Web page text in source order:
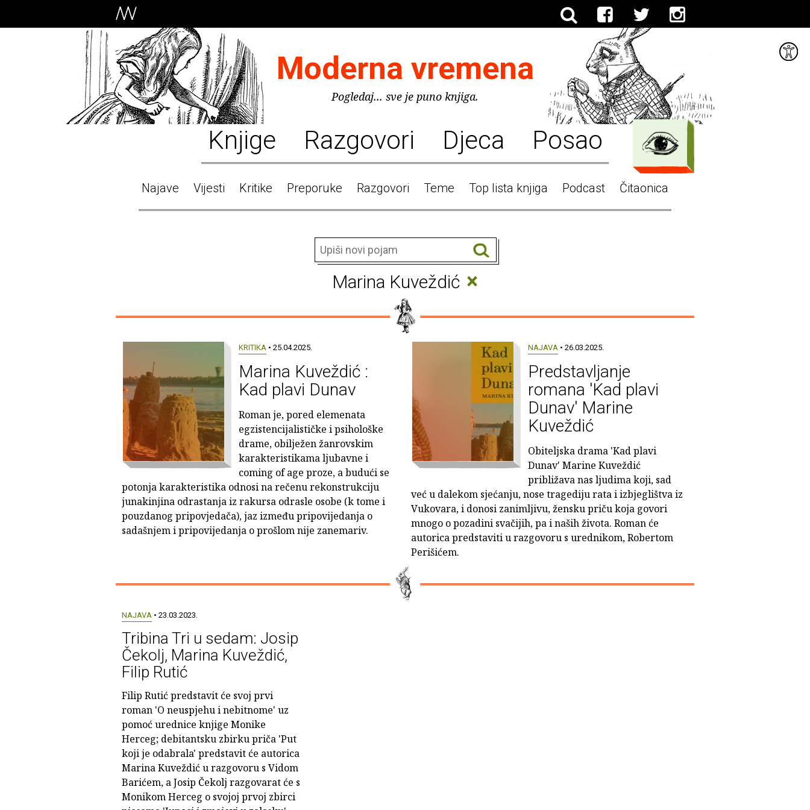
Moderna vremena
Pogledaj... sve je puno knjiga.
Knjige Razgovori Djeca Posao
Najave Vijesti Kritike Preporuke Razgovori Teme Top lista knjiga Podcast Čitaonica
Marina Kuveždić ×
KRITIKA • 25.04.2025.
Marina Kuveždić :
Kad plavi Dunav
Roman je, pored elemenata
egzistencijalističke i psihološke
drame, obilježen žanrovskim
karakteristikama ljubavne i
coming of age proze, a budući se
potonja karakteristika odnosi na rečenu rekonstrukciju
junakinjina odrastanja iz rakursa odrasle osobe (k tome i
pouzdanog pripovjedača), jaz između pripovijedanja o
sadašnjem i pripovijedanja o prošlom nije zanemariv.
NAJAVA • 26.03.2025.
Predstavljanje
romana 'Kad plavi
Dunav' Marine
Kuveždić
Obiteljska drama 'Kad plavi
Dunav' Marine Kuveždić
približava nas ljudima koji, sad
već u dalekom sjećanju, nose tragediju rata i izbjeglištva iz
Vukovara, i donosi zanimljivu, žensku priču koja govori
mnogo o pozadini svačijih, pa i naših života. Roman će
autorica predstaviti u razgovoru s urednikom, Robertom
Perišićem.
NAJAVA• 23.03.2023.
Tribina Tri u sedam: Josip
Čekolj, Marina Kuveždić,
Filip Rutić
Filip Rutić predstavit će svoj prvi
roman 'O neuspjehu i nebitnome' uz
pomoć urednice knjige Monike
Herceg; debitantsku zbirku priča 'Put
koji je odabrala' predstavit će autorica
Marina Kuveždić u razgovoru s Vidom
Barićem, a Josip Čekolj razgovarat će s
Monikom Herceg o svojoj prvoj zbirci